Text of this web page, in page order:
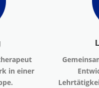
in einer